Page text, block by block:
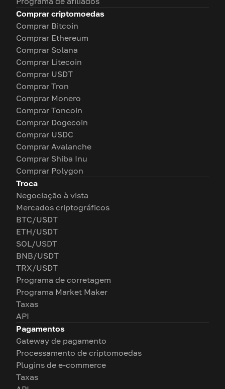
Comprar criptomoedas
Comprar Bitcoin
Comprar Ethereum
Comprar Solana
Comprar Litecoin
Comprar USDT
Comprar Tron
Comprar Monero
Comprar Toncoin
Comprar Dogecoin
Comprar USDC
Comprar Avalanche
Comprar Shiba Inu
Comprar Polygon
Troca
Negociação à vista
Mercados criptográficos
BTC/USDT
ETH/USDT
SOL/USDT
BNB/USDT
TRX/USDT
Programa de corretagem
Programa Market Maker
Taxas
API
Pagamentos
Gateway de pagamento
Processamento de criptomoedas
Plugins de e-commerce
Taxas